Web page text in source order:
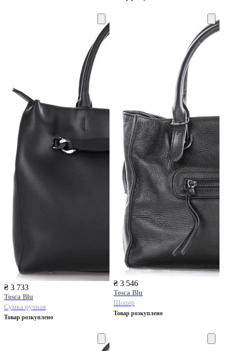
₴ 3 733
Tosca Blu
Сумка ручная
Товар розкуплено
₴ 3 546
Tosca Blu
Шопер
Товар розкуплено